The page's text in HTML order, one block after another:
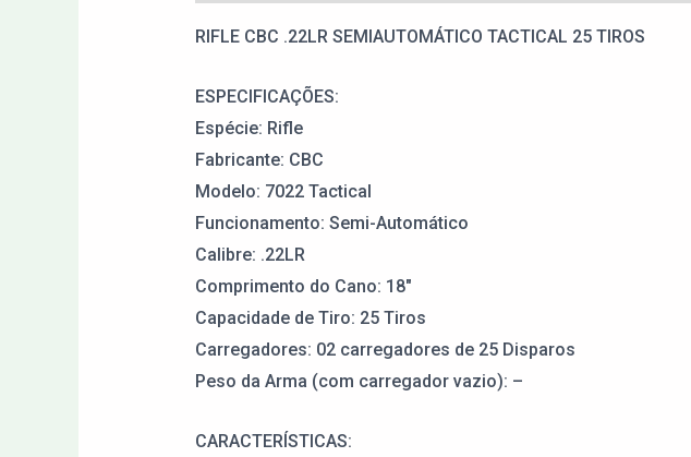
RIFLE CBC .22LR SEMIAUTOMÁTICO TACTICAL 25 TIROS
ESPECIFICAÇÕES:
Espécie: Rifle
Fabricante: CBC
Modelo: 7022 Tactical
Funcionamento: Semi-Automático
Calibre: .22LR
Comprimento do Cano: 18″
Capacidade de Tiro: 25 Tiros
Carregadores: 02 carregadores de 25 Disparos
Peso da Arma (com carregador vazio): –
CARACTERÍSTICAS: